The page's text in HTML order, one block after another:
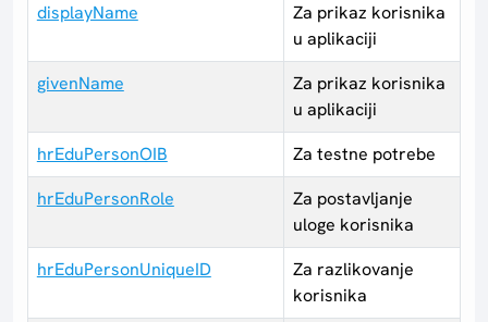
displayName
Za prikaz korisnika
u aplikaciji
givenName
Za prikaz korisnika
u aplikaciji
hrEduPersonOIB
Za testne potrebe
hrEduPersonRole
Za postavljanje
uloge korisnika
hrEduPersonUniqueID
Za razlikovanje
korisnika